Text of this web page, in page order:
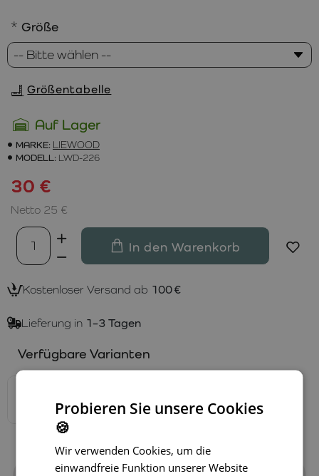
Auf Lager
MARKE: LIEWOOD
MODELL: LWD-226
30 €
Netto 25 €
Größe
In den Warenkorb
Größentabelle
Kostenloser Versand ab 100 €
Lieferung in 1–3 Tagen
Verfügbare Varianten
Probieren Sie unsere Cookies
🍪
Wir verwenden Cookies, um die
einwandfreie Funktion unserer Website